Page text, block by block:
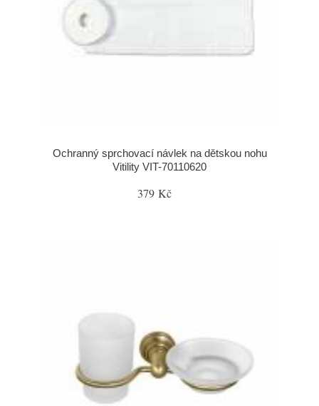
Ochranný sprchovací návlek na dětskou nohu
Vitility VIT-70110620
379 Kč